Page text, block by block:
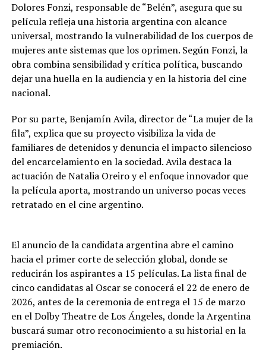
Dolores Fonzi, responsable de “Belén”, asegura que su
película refleja una historia argentina con alcance
universal, mostrando la vulnerabilidad de los cuerpos de
mujeres ante sistemas que los oprimen. Según Fonzi, la
obra combina sensibilidad y crítica política, buscando
dejar una huella en la audiencia y en la historia del cine
nacional.
Por su parte, Benjamín Avila, director de “La mujer de la
fila”, explica que su proyecto visibiliza la vida de
familiares de detenidos y denuncia el impacto silencioso
del encarcelamiento en la sociedad. Avila destaca la
actuación de Natalia Oreiro y el enfoque innovador que
la película aporta, mostrando un universo pocas veces
retratado en el cine argentino.
El anuncio de la candidata argentina abre el camino
hacia el primer corte de selección global, donde se
reducirán los aspirantes a 15 películas. La lista final de
cinco candidatas al Oscar se conocerá el 22 de enero de
2026, antes de la ceremonia de entrega el 15 de marzo
en el Dolby Theatre de Los Ángeles, donde la Argentina
buscará sumar otro reconocimiento a su historial en la
premiación.